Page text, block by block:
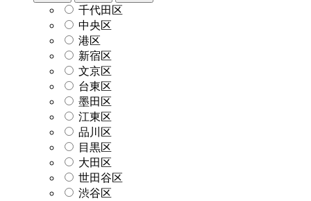
千代田区
中央区
港区
新宿区
文京区
台東区
墨田区
江東区
品川区
目黒区
大田区
世田谷区
渋谷区